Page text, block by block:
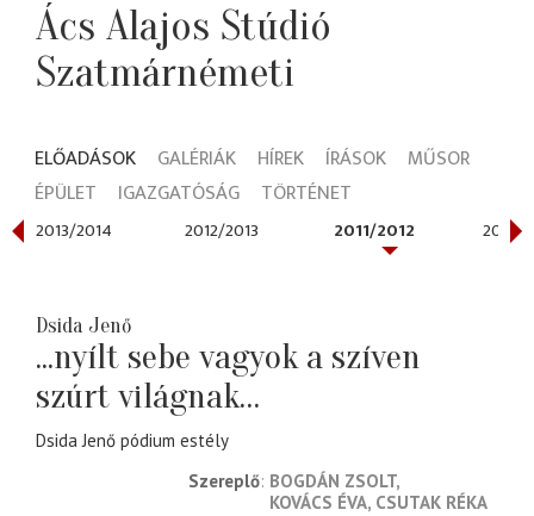
Ács Alajos Stúdió
Szatmárnémeti
ELŐADÁSOK GALÉRIÁK HÍREK ÍRÁSOK
MŰSOR
ÉPÜLET
IGAZGATÓSÁG TÖRTÉNET
2013/2014 2012/2013 2011/2012 2010/
Dsida Jenő
...nyílt sebe vagyok a szíven
szúrt világnak…
Dsida Jenő pódium estély
Szereplő BOGDÁN ZSOLT
KOVÁCS ÉVA CSUTAK RÉKA